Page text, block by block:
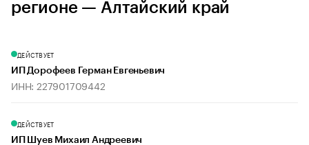
регионе — Алтайский край
ДЕЙСТВУЕТ
ИП Дорофеев Герман Евгеньевич
ИНН: 227901709442
ДЕЙСТВУЕТ
ИП Шуев Михаил Андреевич